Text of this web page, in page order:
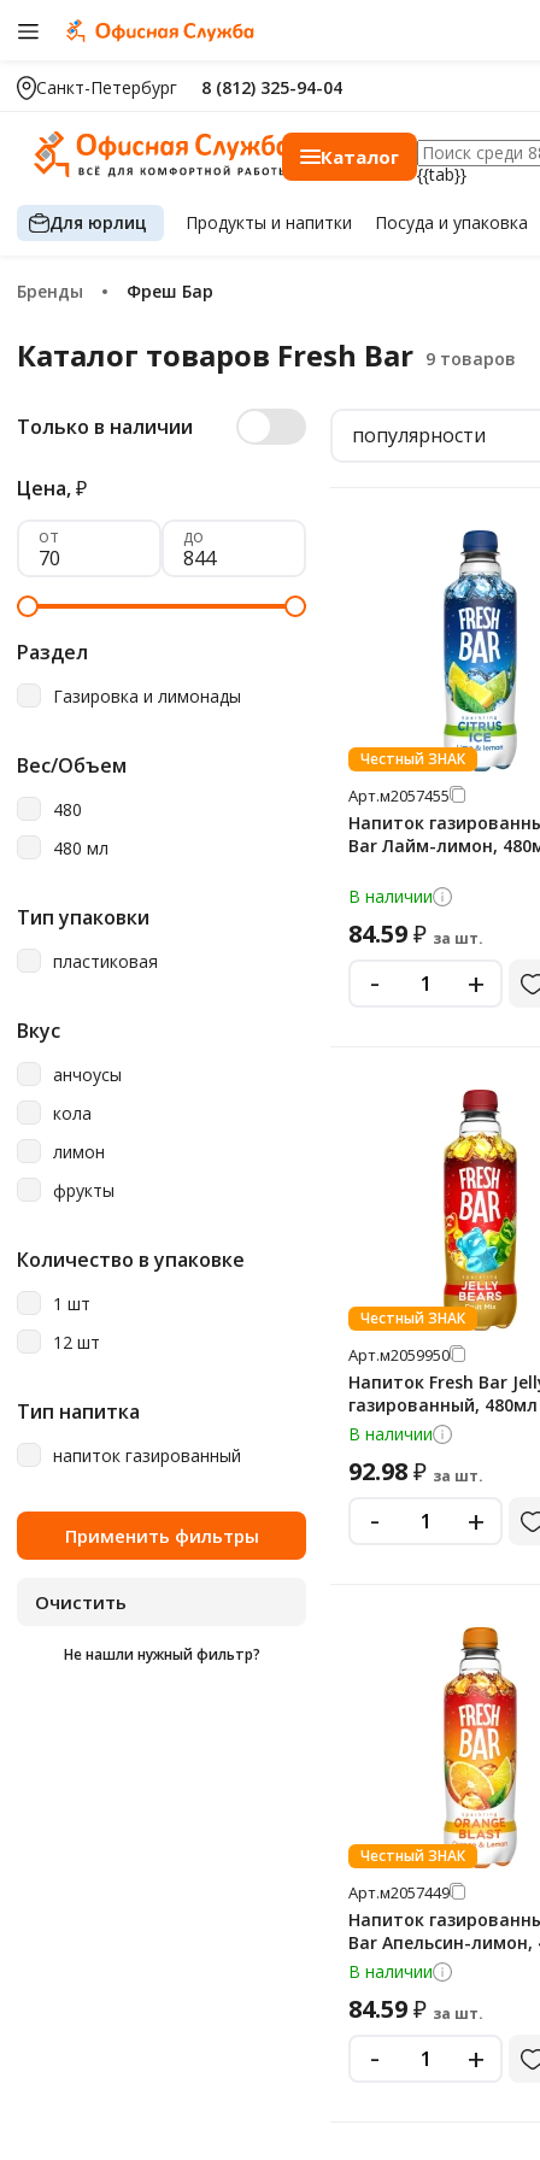
Санкт-Петербург 8 (812) 325-94-04
Каталог
{{tab}}
Для юрлиц Продуктыи напитки Посуда и упаковка
Бренды Фреш Бар
Каталог товаров Fresh Bar
Только в наличии
Цена,₽
от до
Раздел
Газировка и лимонады
Вес/Объем
480
480 мл
Тип упаковки
пластиковая
Вкус
анчоусы
кола
лимон
фрукты
Количество в упаковке
1 шт
12 шт
Тип напитка
напиток газированный
Не нашли нужный фильтр?
популярности
Честный ЗНАК
Арт.м2057455
Напиток
Bar Лайм-лимон,
В наличии
84.59₽ за шт.
- +
Честный ЗНАК
Арт.м2059950
Напиток Fresh Bar
газированный, 480мл
В наличии
92.98₽ за шт.
- +
Честный ЗНАК
Арт.м2057449
Напиток
Bar Апельсин-лимон,
В наличии
84.59₽ за шт.
- +